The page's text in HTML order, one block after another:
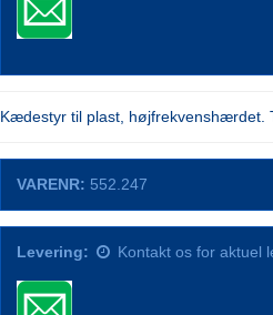
Kædestyr til plast, højfrekvenshærdet.
VARENR: 552.247
Levering: Kontakt os for aktuel